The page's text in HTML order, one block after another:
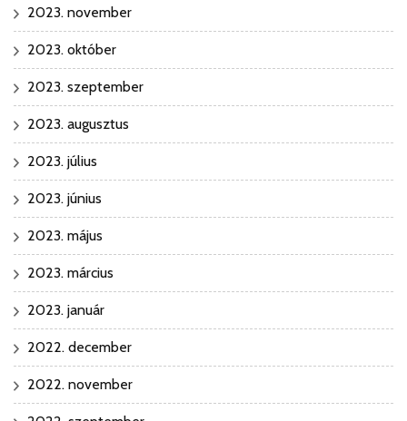
2023. november
2023. október
2023. szeptember
2023. augusztus
2023. július
2023. június
2023. május
2023. március
2023. január
2022. december
2022. november